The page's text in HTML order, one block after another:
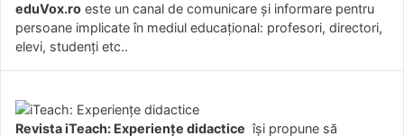
eduVox.ro este un canal de comunicare și informare pentru
persoane implicate în mediul educațional: profesori, directori,
elevi, studenți etc..
Revista iTeach: Experienţe didactice îşi propune să